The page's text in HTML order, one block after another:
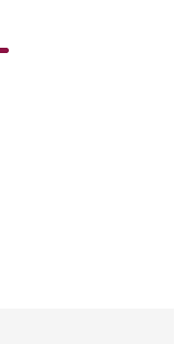
Искать